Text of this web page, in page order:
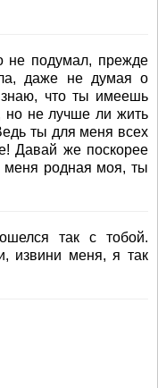
не подумал, прежде
даже не думая о
что ты имеешь
но не лучше ли жить
ты для меня всех
Давай же поскорее
меня родная моя, ты
так с тобой.
извини меня, я так